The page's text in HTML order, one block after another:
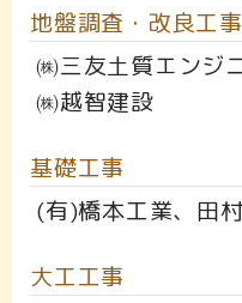
地盤調査・改良工事
㈱三友土質エンジ
㈱越智建設
基礎工事
(有)橋本工業、田
大工工事